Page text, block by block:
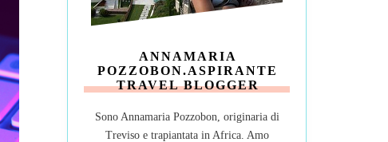
ANNAMARIA
POZZOBON.ASPIRANTE
TRAVEL BLOGGER
Sono Annamaria Pozzobon, originaria di
Treviso e trapiantata in Africa. Amo